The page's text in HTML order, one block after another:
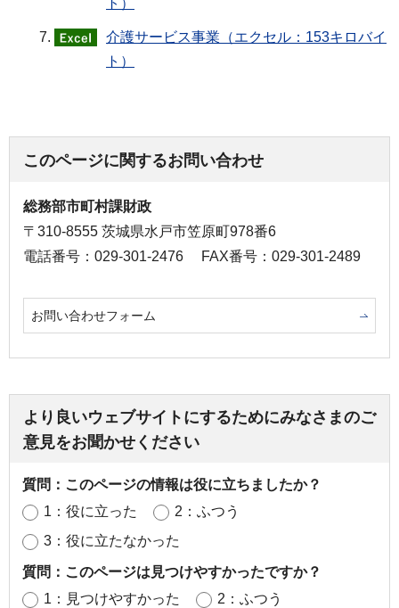
ト）
介護サービス事業（エクセル：153キロバイ
ト）
このページに関するお問い合わせ
総務部市町村課財政
〒310-8555 茨城県水戸市笠原町978番6
電話番号：029-301-2476
FAX番号：029-301-2489
お問い合わせフォーム
より良いウェブサイトにするためにみなさまのご
意見をお聞かせください
質問：このページの情報は役に立ちましたか？
1：役に立った
2：ふつう
3：役に立たなかった
質問：このページは見つけやすかったですか？
1：見つけやすかった
2：ふつう